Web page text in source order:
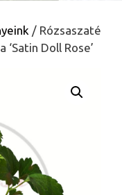
/ Rózsaszaté
Doll Rose’